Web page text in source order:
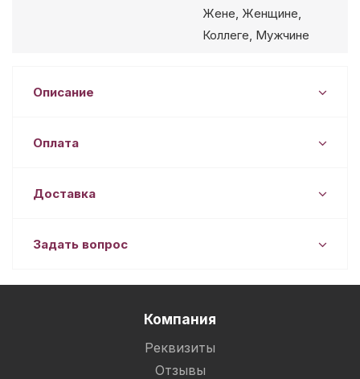
Жене, Женщине,
Коллеге, Мужчине
Описание
Оплата
Доставка
Задать вопрос
Компания
Реквизиты
Отзывы